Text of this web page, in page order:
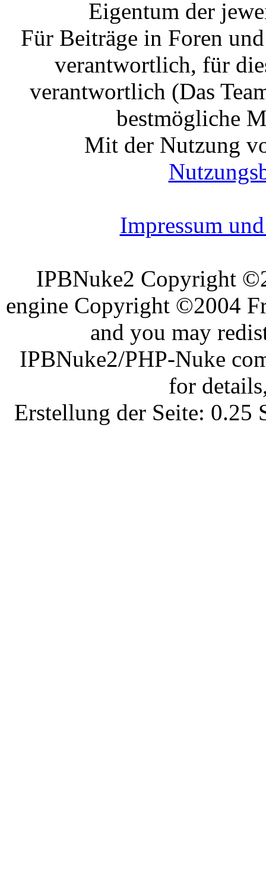
Eigentum der
Für Beiträge in Foren
verantwortlich, für
verantwortlich (Das
bestmögliche
Mit der Nutzung
Impressum
IPBNuke2 Copyright
engine Copyright ©2004
and you may
IPBNuke2/PHP-Nuke
for
Erstellung der Seite: 0.25